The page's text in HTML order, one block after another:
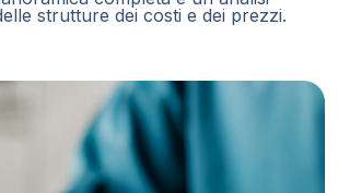
strutture dei costi e dei prezzi.